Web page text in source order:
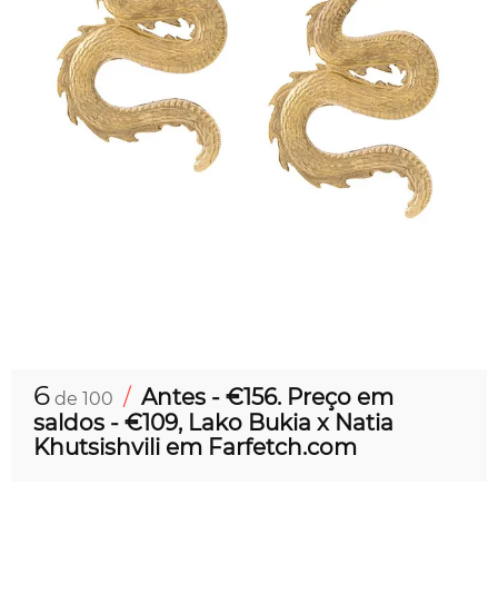
6 de 100 / Antes - €156. Preço em
saldos - €109, Lako Bukia x Natia
Khutsishvili em Farfetch.com